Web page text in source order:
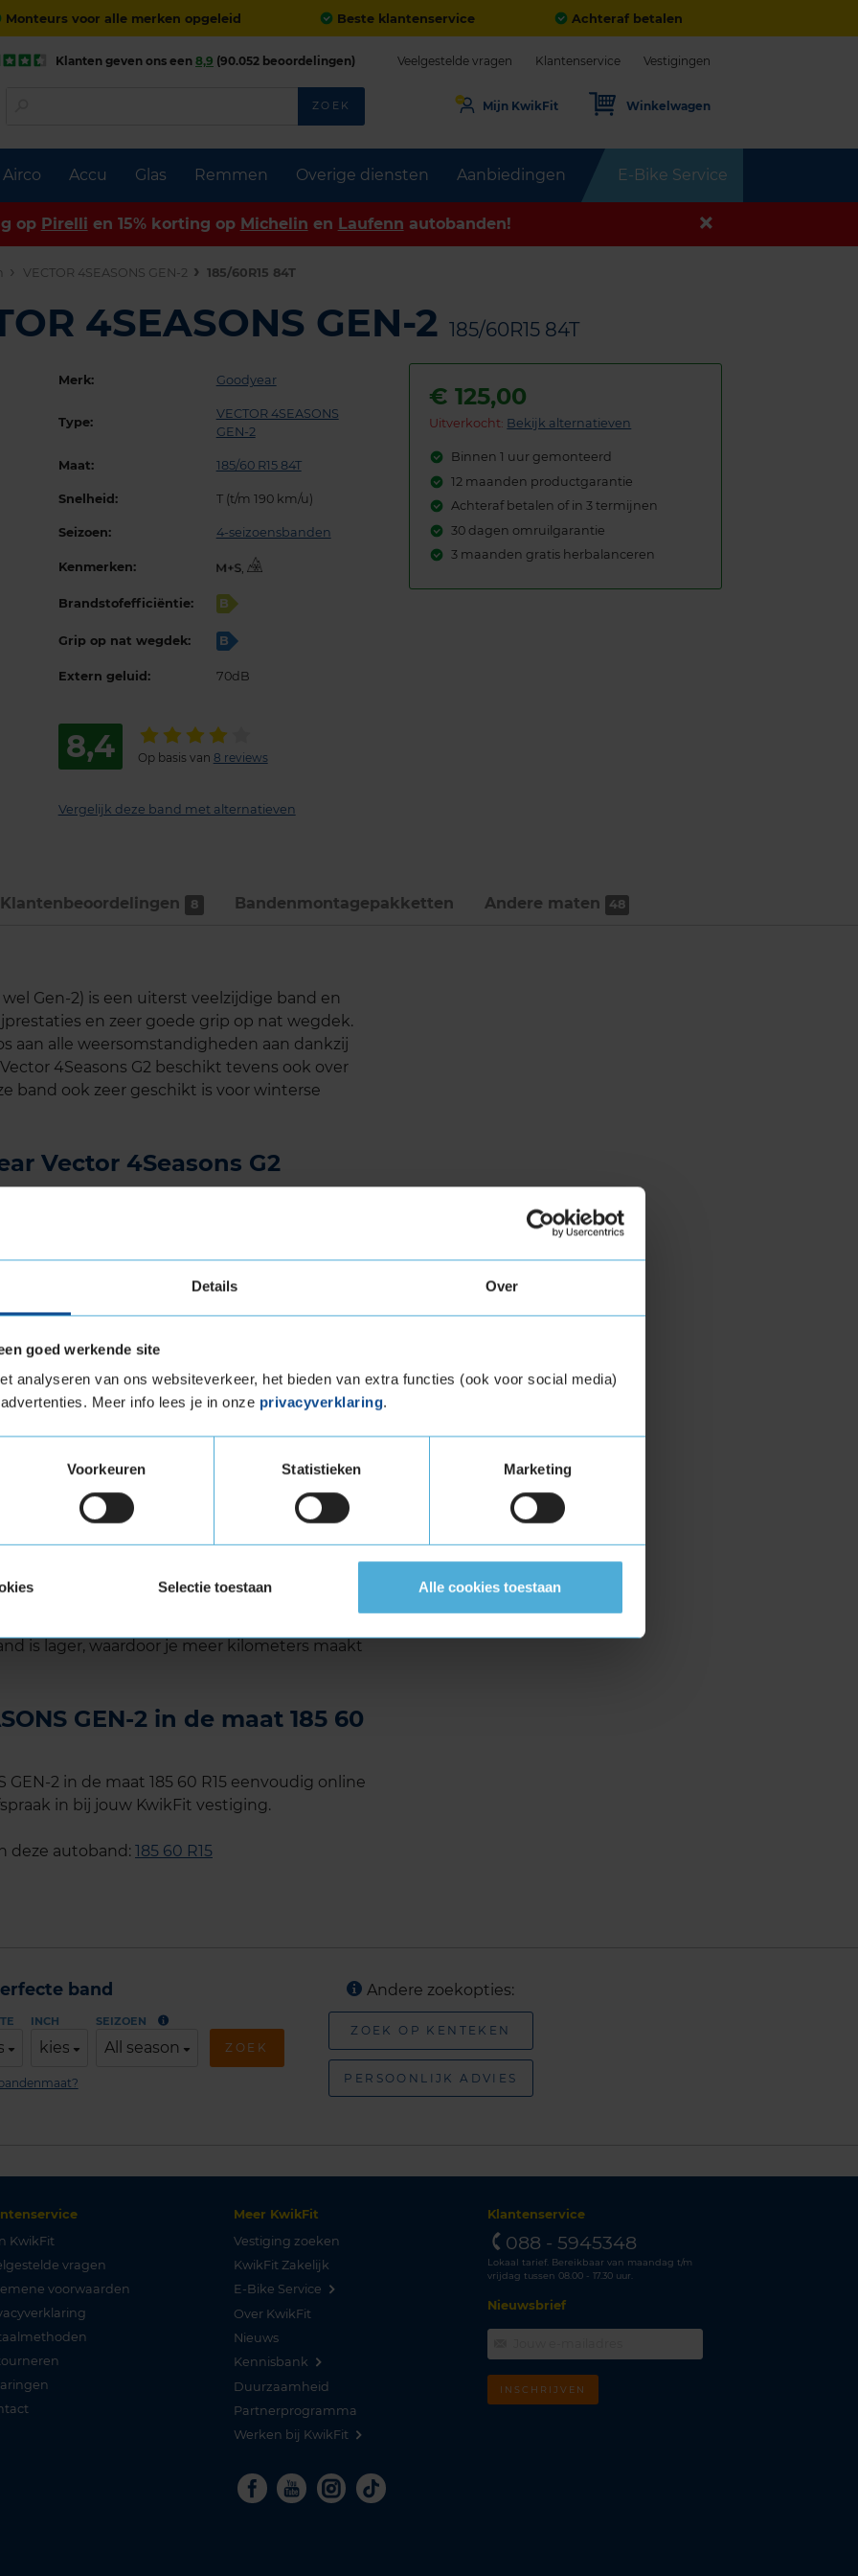
Details Over
goed werkende site
analyseren van ons websiteverkeer, het bieden van extra functies (ook voor social media)
Meer info lees je in onze privacyverklaring.
Voorkeuren Statistieken Marketing
Selectie toestaan Alle cookies toestaan
Monteurs voor alle merken opgeleid Beste klantenservice Achteraf betalen
Airco Accu Glas Remmen Overige diensten Aanbiedingen E-Bike Service
Klanten geven ons een 8,9 (90.052 beoordelingen) Veelgestelde vragen Klantenservice Vestigingen
ZOEK Mijn KwikFit Winkelwagen
op Pirelli en 15% korting op Michelin en Laufenn autobanden!
VECTOR 4SEASONS GEN-2 185/60R15 84T
4SEASONS GEN-2 185/60R15 84T
Merk: Goodyear
Type:
VECTOR 4SEASONS
GEN-2
Maat: 185/60 R15 84T
Snelheid: T (t/m 190 km/u)
Seizoen: 4-seizoensbanden
Kenmerken: ,
Brandstofefficiëntie: B
Grip op nat wegdek: B
Extern geluid: 70dB
8,4 Op basis van 8 reviews
Vergelijk deze band met alternatieven
€125,00
Uitverkocht: Bekijk alternatieven
Binnen 1 uur gemonteerd
12 maanden productgarantie
Achteraf betalen of in 3 termijnen
30 dagen omruilgarantie
3 maanden gratis herbalanceren
Klantenbeoordelingen 8 Bandenmontage­pakketten Andere maten 48
Gen-2) is een uiterst veelzijdige band en
en zeer goede grip op nat wegdek.
aan alle weersomstandigheden aan dankzij
4Seasons G2 beschikt tevens ook over
band ook zeer geschikt is voor winterse
Vector 4Seasons G2
je verzekerd van:
Gen-2 een unieke band op de markt die
op droog en nat wegdek en daarnaast
classificatie draagt. Hierdoor is de band
in Duitsland, waar winterbanden
je voor een all-round topband die goede
Ook voor je portemonnee is deze band een
is lager, waardoor je meer kilometers maakt
GEN-2 in de maat 185 60
GEN-2 in de maat 185 60 R15 eenvoudig online
in bij jouw KwikFit vestiging.
deze autoband: 185 60 R15
band
INCH
kies
SEIZOEN
All season ZOEK
Andere zoekopties:
ZOEK OP KENTEKEN
PERSOONLIJK ADVIES
KwikFit
vragen
voorwaarden
Meer KwikFit
Vestiging zoeken
KwikFit Zakelijk
E-Bike Service
Over KwikFit
Nieuws
Kennisbank
Duurzaamheid
Partnerprogramma
Werken bij KwikFit
Facebook
YoutubeInstagram
Tiktok
Klantenservice
088 - 5945348
Lokaal tarief. Bereikbaar van maandag t/m
vrijdag tussen 08.00 - 17.30 uur.
Nieuwsbrief
INSCHRIJVEN